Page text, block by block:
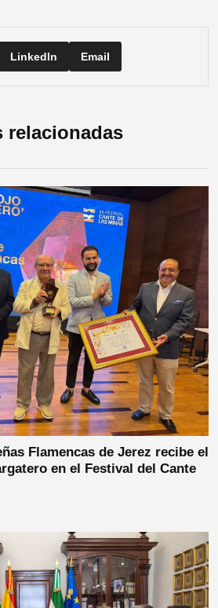
LinkedIn Email
relacionadas
Flamencas de Jerez recibe el
en el Festival del Cante